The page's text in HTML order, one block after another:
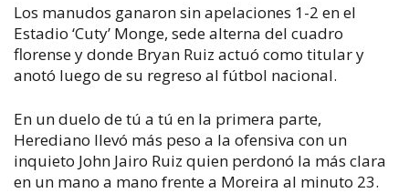
Los manudos ganaron sin apelaciones 1-2 en el
Estadio ‘Cuty’ Monge, sede alterna del cuadro
florense y donde Bryan Ruiz actuó como titular y
anotó luego de su regreso al fútbol nacional.
En un duelo de tú a tú en la primera parte,
Herediano llevó más peso a la ofensiva con un
inquieto John Jairo Ruiz quien perdonó la más clara
en un mano a mano frente a Moreira al minuto 23.